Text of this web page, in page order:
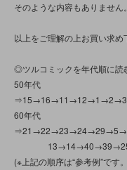
そのような内容もありません
以上をご理解の上お買い求め
◎ツルコミックを年代順に読
50年代
60年代
(※上記の順序は“参考例”です